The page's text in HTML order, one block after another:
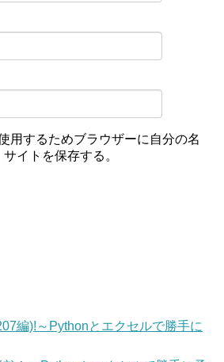
用するためブラウザーに自分の名
イトを保存する。
編)!～Pythonとエクセルで勝手に